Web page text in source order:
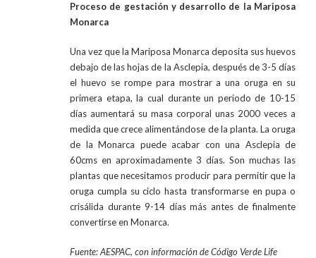
Proceso de gestación y desarrollo de la Mariposa
Monarca
Una vez que la Mariposa Monarca deposita sus huevos
debajo de las hojas de la Asclepia, después de 3-5 días
el huevo se rompe para mostrar a una oruga en su
primera etapa, la cual durante un periodo de 10-15
días aumentará su masa corporal unas 2000 veces a
medida que crece alimentándose de la planta. La oruga
de la Monarca puede acabar con una Asclepia de
60cms en aproximadamente 3 días. Son muchas las
plantas que necesitamos producir para permitir que la
oruga cumpla su ciclo hasta transformarse en pupa o
crisálida durante 9-14 días más antes de finalmente
convertirse en Monarca.
Fuente: AESPAC, con información de Código Verde Life